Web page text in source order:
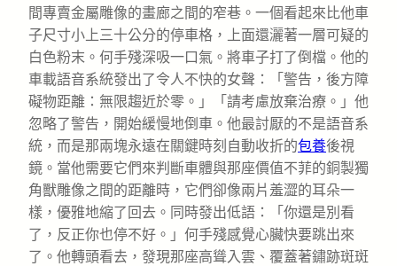
間專賣金屬雕像的畫廊之間的窄巷。一個看起來比他車
子尺寸小上三十公分的停車格，上面還灑著一層可疑的
白色粉末。何手殘深吸一口氣。將車子打了倒檔。他的
車載語音系統發出了令人不快的女聲：「警告，後方障
礙物距離：無限趨近於零。」「請考慮放棄治療。」他
忽略了警告，開始緩慢地倒車。他最討厭的不是語音系
統，而是那兩塊永遠在關鍵時刻自動收折的包養後視
鏡。當他需要它們來判斷車體與那座價值不菲的銅製獨
角獸雕像之間的距離時，它們卻像兩片羞澀的耳朵一
樣，優雅地縮了回去。同時發出低語：「你還是別看
了，反正你也停不好。」何手殘感覺心臟快要跳出來
了。他轉頭看去，發現那座高聳入雲、覆蓋著鏽跡斑斑